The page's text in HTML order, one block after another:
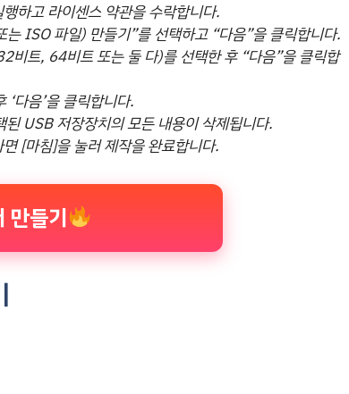
하고 라이센스 약관을 수락합니다.
ISO 파일) 만들기”를 선택하고 “다음”을 클릭합니다.
트, 64비트 또는 둘 다)를 선택한 후 “다음”을 클릭합
다음’을 클릭합니다.
USB 저장장치의 모든 내용이 삭제됩니다.
[마침]을 눌러 제작을 완료합니다.
만들기